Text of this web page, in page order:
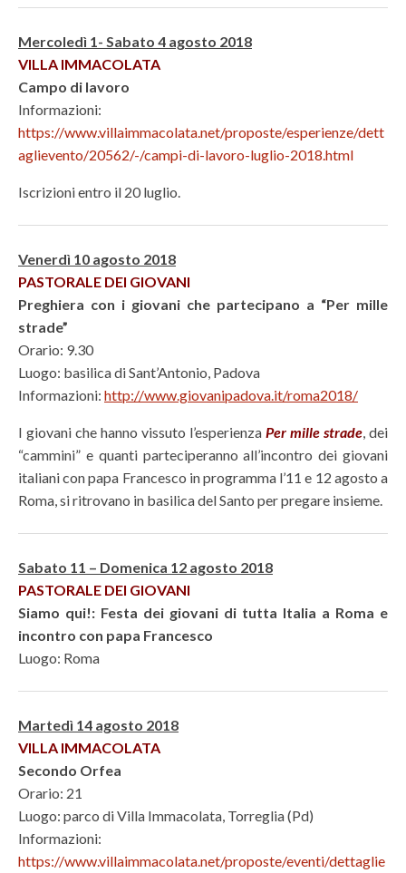
Mercoledì 1- Sabato 4 agosto 2018
VILLA IMMACOLATA
Campo di lavoro
Informazioni:
https://www.villaimmacolata.net/proposte/esperienze/dett
aglievento/20562/-/campi-di-lavoro-luglio-2018.html
Iscrizioni entro il 20 luglio.
Venerdì 10 agosto 2018
PASTORALE DEI GIOVANI
Preghiera con i giovani che partecipano a “Per mille
strade”
Orario: 9.30
Luogo: basilica di Sant’Antonio, Padova
Informazioni: http://www.giovanipadova.it/roma2018/
I giovani che hanno vissuto l’esperienza Per mille strade , dei
“cammini” e quanti parteciperanno all’incontro dei giovani
italiani con papa Francesco in programma l’11 e 12 agosto a
Roma, si ritrovano in basilica del Santo per pregare insieme.
Sabato 11 – Domenica 12 agosto 2018
PASTORALE DEI GIOVANI
Siamo qui!: Festa dei giovani di tutta Italia a Roma e
incontro con papa Francesco
Luogo: Roma
Martedì 14 agosto 2018
VILLA IMMACOLATA
Secondo Orfea
Orario: 21
Luogo: parco di Villa Immacolata, Torreglia (Pd)
Informazioni:
https://www.villaimmacolata.net/proposte/eventi/dettaglie